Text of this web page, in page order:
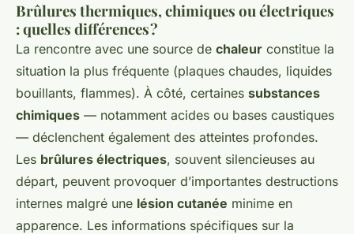
Brûlures thermiques, chimiques ou électriques
: quelles différences ?
La rencontre avec une source de chaleur constitue la
situation la plus fréquente (plaques chaudes, liquides
bouillants, flammes). À côté, certaines substances
chimiques — notamment acides ou bases caustiques
— déclenchent également des atteintes profondes.
Les brûlures électriques, souvent silencieuses au
départ, peuvent provoquer d’importantes destructions
internes malgré une lésion cutanée minime en
apparence. Les informations spécifiques sur la